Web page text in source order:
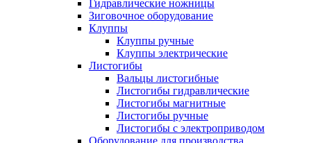
Гидравлические ножницы
Зиговочное оборудование
Клуппы
Клуппы ручные
Клуппы электрические
Листогибы
Вальцы листогибные
Листогибы гидравлические
Листогибы магнитные
Листогибы ручные
Листогибы с электроприводом
Оборудование для производства